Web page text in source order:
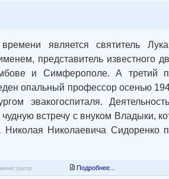
является святитель Лука
представитель известного
и Симферополе. А третий
опальный профессор осенью
эвакогоспиталя.
встречу с внуком Владыки,
Николая Николаевича Сидоренко
Подробнее...